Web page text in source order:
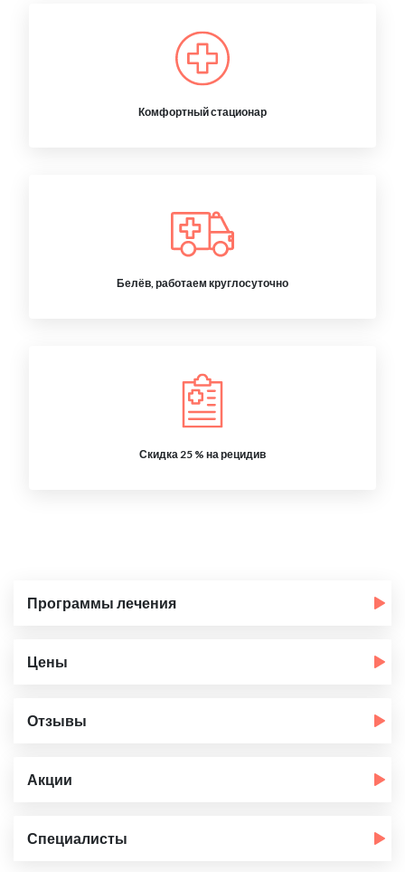
Комфортный стационар
Белёв, работаем круглосуточно
Скидка 25 % на рецидив
Программы лечения
Цены
Отзывы
Акции
Специалисты